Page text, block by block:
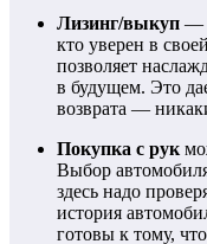
Лизинг/выкуп —
кто уверен в
позволяет
в будущем. Это
возврата —
Покупка с рук
Выбор
здесь надо
история
готовы к тому,